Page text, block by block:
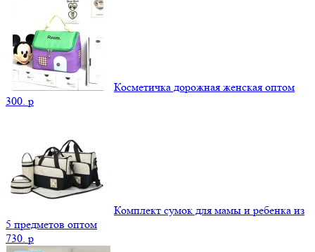
Косметичка дорожная женская оптом
300. p
Комплект сумок для мамы и ребенка из
5 предметов оптом
730. p